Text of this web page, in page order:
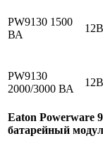
PW9130 1500
ВА
PW9130
2000/3000 ВА
Eaton Powerware
батарейный